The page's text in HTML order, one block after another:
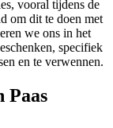
vooral tijdens de
om dit te doen met
we ons in het
specifiek
en te verwennen.
Paas